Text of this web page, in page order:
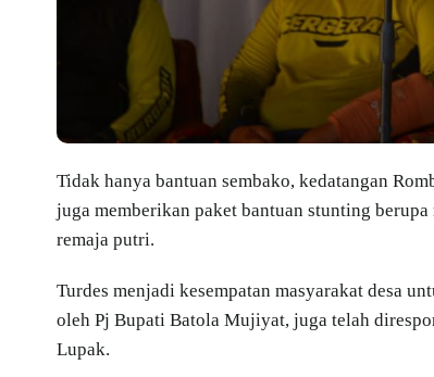
Tidak hanya bantuan sembako, kedatangan
juga memberikan paket bantuan stunting
remaja putri.
Turdes menjadi kesempatan masyarakat desa
oleh Pj Bupati Batola Mujiyat, juga telah
Lupak.